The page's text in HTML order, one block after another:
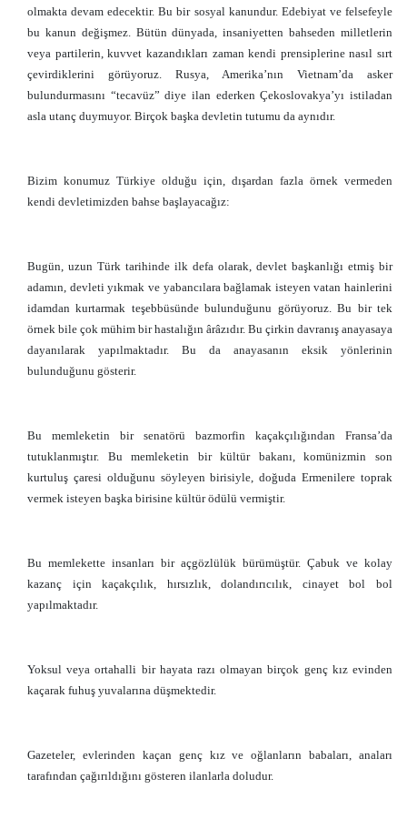
olmakta devam edecektir. Bu bir sosyal kanundur. Edebiyat ve felsefeyle
bu kanun değişmez. Bütün dünyada, insaniyetten bahseden milletlerin
veya partilerin, kuvvet kazandıkları zaman kendi prensiplerine nasıl sırt
çevirdiklerini görüyoruz. Rusya, Amerika’nın Vietnam’da asker
bulundurmasını “tecavüz” diye ilan ederken Çekoslovakya’yı istiladan
asla utanç duymuyor. Birçok başka devletin tutumu da aynıdır.
Bizim konumuz Türkiye olduğu için, dışardan fazla örnek vermeden
kendi devletimizden bahse başlayacağız:
Bugün, uzun Türk tarihinde ilk defa olarak, devlet başkanlığı etmiş bir
adamın, devleti yıkmak ve yabancılara bağlamak isteyen vatan hainlerini
idamdan kurtarmak teşebbüsünde bulunduğunu görüyoruz. Bu bir tek
örnek bile çok mühim bir hastalığın ârâzıdır. Bu çirkin davranış anayasaya
dayanılarak yapılmaktadır. Bu da anayasanın eksik yönlerinin
bulunduğunu gösterir.
Bu memleketin bir senatörü bazmorfin kaçakçılığından Fransa’da
tutuklanmıştır. Bu memleketin bir kültür bakanı, komünizmin son
kurtuluş çaresi olduğunu söyleyen birisiyle, doğuda Ermenilere toprak
vermek isteyen başka birisine kültür ödülü vermiştir.
Bu memlekette insanları bir açgözlülük bürümüştür. Çabuk ve kolay
kazanç için kaçakçılık, hırsızlık, dolandırıcılık, cinayet bol bol
yapılmaktadır.
Yoksul veya ortahalli bir hayata razı olmayan birçok genç kız evinden
kaçarak fuhuş yuvalarına düşmektedir.
Gazeteler, evlerinden kaçan genç kız ve oğlanların babaları, anaları
tarafından çağırıldığını gösteren ilanlarla doludur.